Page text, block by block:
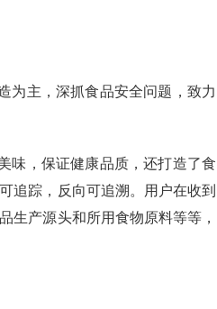
为主，深抓食品安全问题，致力
味，保证健康品质，还打造了食
追踪，反向可追溯。用户在收到
生产源头和所用食物原料等等，